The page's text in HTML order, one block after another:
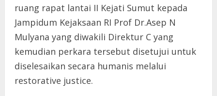
ruang rapat lantai II Kejati Sumut kepada
Jampidum Kejaksaan RI Prof Dr.Asep N
Mulyana yang diwakili Direktur C yang
kemudian perkara tersebut disetujui untuk
diselesaikan secara humanis melalui
restorative justice.